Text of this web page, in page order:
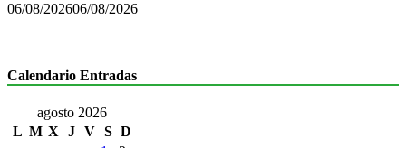
06/08/202606/08/2026
Calendario Entradas
agosto 2026
L M X J V S D